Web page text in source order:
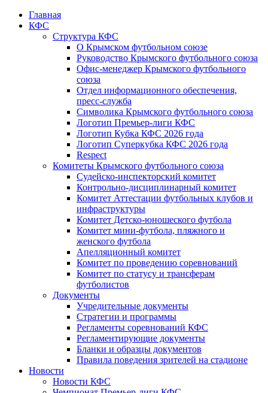
Главная
КФС
Структура КФС
О Крымском футбольном союзе
Руководство Крымского футбольного союза
Офис-менеджер Крымского футбольного
союза
Отдел информационного обеспечения,
пресс-служба
Символика Крымского футбольного союза
Логотип Премьер-лиги КФС
Логотип Кубка КФС 2026 года
Логотип Суперкубка КФС 2026 года
Respect
Комитеты Крымского футбольного союза
Судейско-инспекторский комитет
Контрольно-дисциплинарный комитет
Комитет Аттестации футбольных клубов и
инфраструктуры
Комитет Детско-юношеского футбола
Комитет мини-футбола, пляжного и
женского футбола
Апелляционный комитет
Комитет по проведению соревнований
Комитет по статусу и трансферам
футболистов
Документы
Учредительные документы
Стратегии и программы
Регламенты соревнований КФС
Регламентирующие документы
Бланки и образцы документов
Правила поведения зрителей на стадионе
Новости
Новости КФС